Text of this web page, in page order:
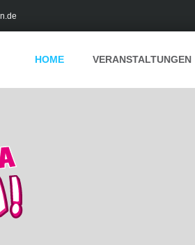
HOME VERANSTALTUNGEN